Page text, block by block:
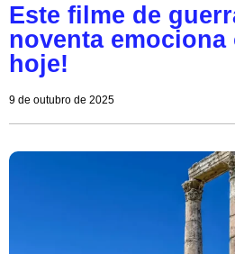
Este filme de
noventa
hoje!
9 de outubro de 2025